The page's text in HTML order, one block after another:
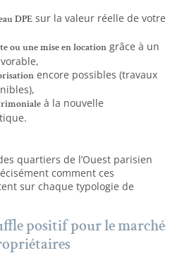
DPE sur la valeur réelle de votre
ou une mise en location grâce à un
encore possibles (travaux
à la nouvelle
quartiers de l’Ouest parisien
comment ces
sur chaque typologie de
positif pour le marché